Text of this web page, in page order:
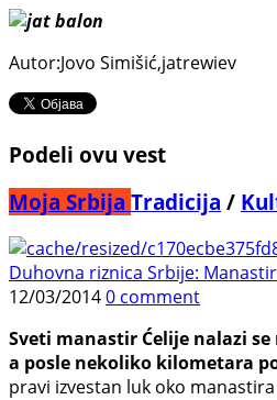
Autor:Jovo Simišić,jatrewiev
Podeli ovu vest
Moja Srbija Tradicija /
Duhovna riznica Srbije:
12/03/20140 comment
Sveti manastir Ćelije nalazi
a posle nekoliko kilometara
pravi izvestan luk oko manastira